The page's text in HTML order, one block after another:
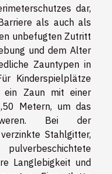
dar,
als auch als
unbefugten Zutritt
und dem Alter
Zauntypen in
Kinderspielplätze
Zaun mit einer
Metern, um das
Bei der
Stahlgitter,
Langlebigkeit und